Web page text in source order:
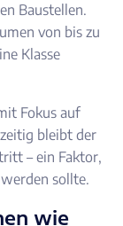
Baustellen.
von bis zu
Klasse
Fokus auf
bleibt der
– ein Faktor,
sollte.
wie